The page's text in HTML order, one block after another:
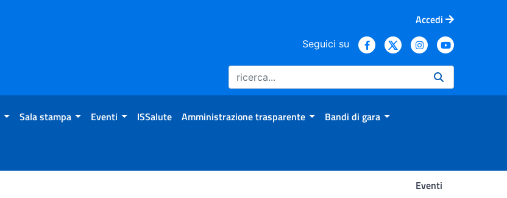
Accedi
Seguici su
Sala stampa Eventi ISSalute Amministrazione trasparente Bandi di gara
Eventi